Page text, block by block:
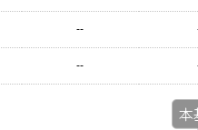
--
--